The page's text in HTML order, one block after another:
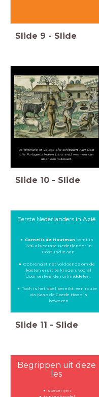
Slide 9 - Slide
De Itinerario , of Voyage ofte schipvaert, naer Oost
ofte Portugaels Indien (...enz. enz.) , was meer dan
alleen een routekaart.
Slide 10 - Slide
Eerste Nederlanders in Azië
Cornelis de Houtman komt in
1596 als eerste Nederlander in
Oost-Indië aan
Opbrengst net voldoende om de
kosten eruit te krijgen, vooral
door verkeerde ruilmiddelen.
Toch is het doel bereikt: een route
via Kaap de Goede Hoop is
bewezen
Slide 11 - Slide
Begrippen uit deze
les
specerijen